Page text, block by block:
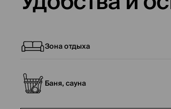
Зона отдыха
Баня, сауна